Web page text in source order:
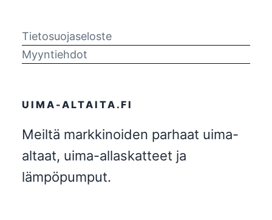
Tietosuojaseloste
Myyntiehdot
UIMA-ALTAITA.FI
Meiltä markkinoiden parhaat uima-
altaat, uima-allaskatteet ja
lämpöpumput.